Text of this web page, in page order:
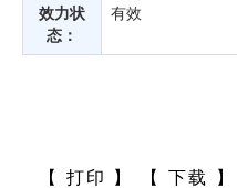
效力状
态：
有效
【 打印 】 【 下载 】